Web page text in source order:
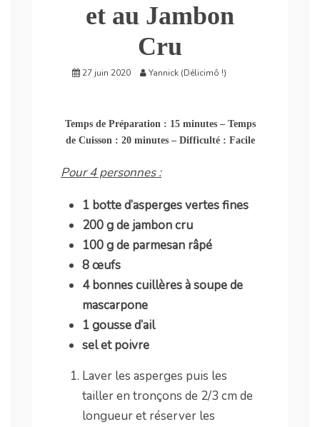
et au Jambon
Cru
27 juin 2020 Yannick (Délicimô !)
Temps de Préparation : 15 minutes – Temps
de Cuisson : 20 minutes – Difficulté : Facile
Pour 4 personnes :
1 botte d’asperges vertes fines
200 g de jambon cru
100 g de parmesan râpé
8 œufs
4 bonnes cuillères à soupe de
mascarpone
1 gousse d’ail
sel et poivre
Laver les asperges puis les
tailler en tronçons de 2/3 cm de
longueur et réserver les